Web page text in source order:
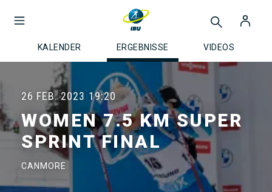
KALENDER ERGEBNISSE VIDEOS
26 FEB. 2023 19:20
WOMEN 7.5 KM SUPER
SPRINT FINAL
CANMORE